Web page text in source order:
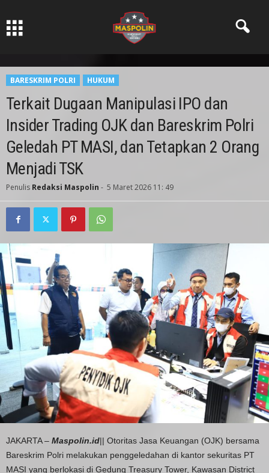
BARESKRIM POLRI HUKUM
Terkait Dugaan Manipulasi IPO dan
Insider Trading OJK dan Bareskrim Polri
Geledah PT MASI, dan Tetapkan 2 Orang
Menjadi TSK
Penulis Redaksi Maspolin - 5 Maret 2026 11: 49
JAKARTA – Maspolin.id|| Otoritas Jasa Keuangan (OJK) bersama
Bareskrim Polri melakukan penggeledahan di kantor sekuritas PT
MASI yang berlokasi di Gedung Treasury Tower, Kawasan District